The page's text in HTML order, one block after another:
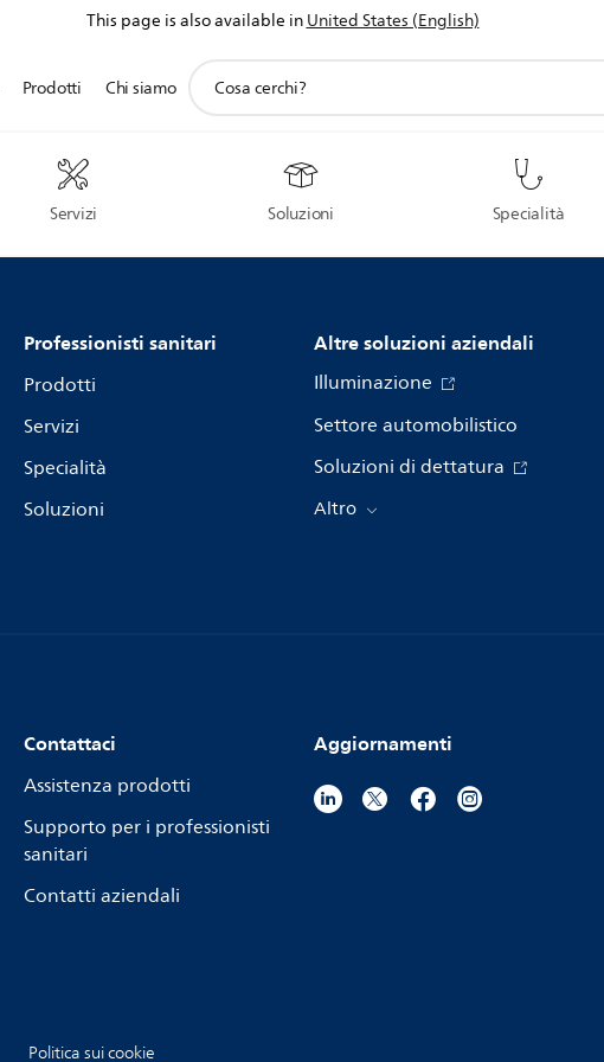
This page is also available inUnited States (English)
Servizi Soluzioni Specialità
Prodotti Chi siamo
supporto
Professionisti sanitari
Prodotti
Servizi
Specialità
Soluzioni
Altre soluzioni aziendali
Illuminazione
Settore automobilistico
Soluzioni di dettatura
Altro
Contattaci
Assistenza prodotti
Supporto per i professionisti
sanitari
Contatti aziendali
Aggiornamenti
Politica sui cookie